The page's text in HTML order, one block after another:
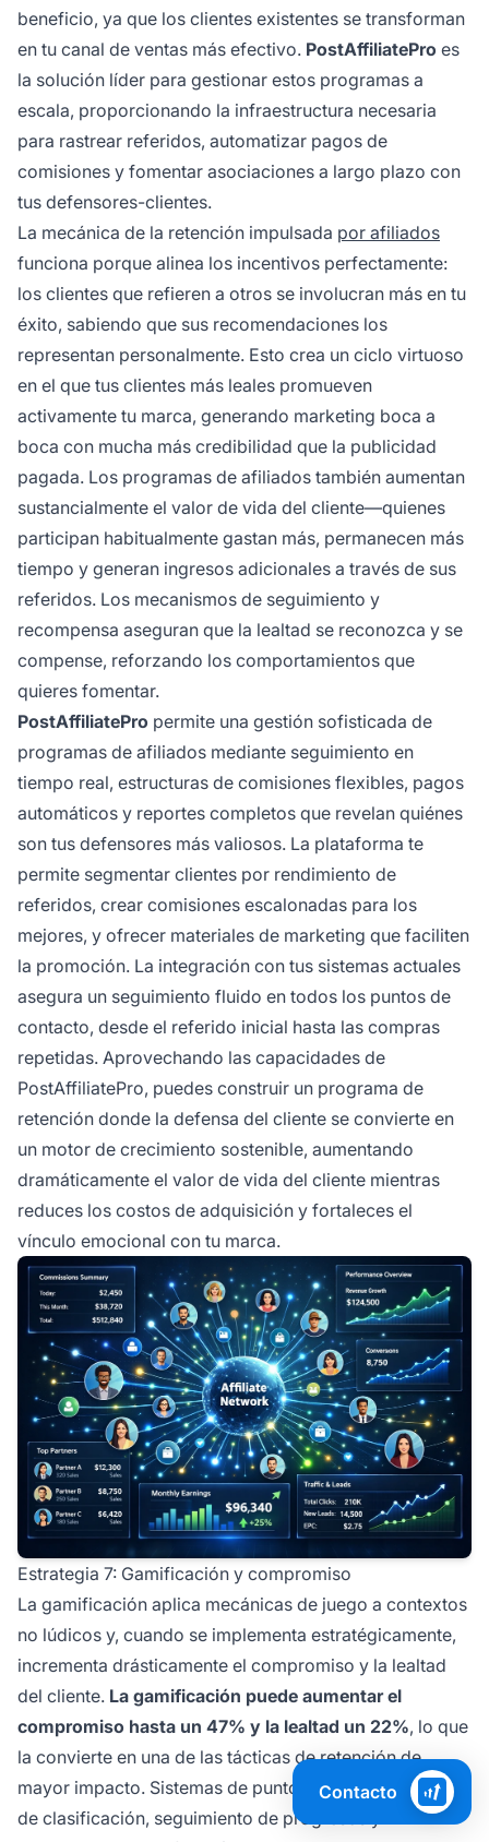
beneficio, ya que los clientes existentes se transforman
en tu canal de ventas más efectivo. PostAffiliatePro es
la solución líder para gestionar estos programas a
escala, proporcionando la infraestructura necesaria
para rastrear referidos, automatizar pagos de
comisiones y fomentar asociaciones a largo plazo con
tus defensores-clientes.
La mecánica de la retención impulsada por afiliados
funciona porque alinea los incentivos perfectamente:
los clientes que refieren a otros se involucran más en tu
éxito, sabiendo que sus recomendaciones los
representan personalmente. Esto crea un ciclo virtuoso
en el que tus clientes más leales promueven
activamente tu marca, generando marketing boca a
boca con mucha más credibilidad que la publicidad
pagada. Los programas de afiliados también aumentan
sustancialmente el valor de vida del cliente—quienes
participan habitualmente gastan más, permanecen más
tiempo y generan ingresos adicionales a través de sus
referidos. Los mecanismos de seguimiento y
recompensa aseguran que la lealtad se reconozca y se
compense, reforzando los comportamientos que
quieres fomentar.
PostAffiliatePro permite una gestión sofisticada de
programas de afiliados mediante seguimiento en
tiempo real, estructuras de comisiones flexibles, pagos
automáticos y reportes completos que revelan quiénes
son tus defensores más valiosos. La plataforma te
permite segmentar clientes por rendimiento de
referidos, crear comisiones escalonadas para los
mejores, y ofrecer materiales de marketing que faciliten
la promoción. La integración con tus sistemas actuales
asegura un seguimiento fluido en todos los puntos de
contacto, desde el referido inicial hasta las compras
repetidas. Aprovechando las capacidades de
PostAffiliatePro, puedes construir un programa de
retención donde la defensa del cliente se convierte en
un motor de crecimiento sostenible, aumentando
dramáticamente el valor de vida del cliente mientras
reduces los costos de adquisición y fortaleces el
vínculo emocional con tu marca.
Estrategia 7: Gamificación y compromiso
La gamificación aplica mecánicas de juego a contextos
no lúdicos y, cuando se implementa estratégicamente,
incrementa drásticamente el compromiso y la lealtad
del cliente. La gamificación puede aumentar el
compromiso hasta un 47% y la lealtad un 22%, lo que
la convierte en una de las tácticas de retención de
mayor impacto. Sistemas de puntos e insignias, tablas
de clasificación, seguimiento de progresos y
Contacto